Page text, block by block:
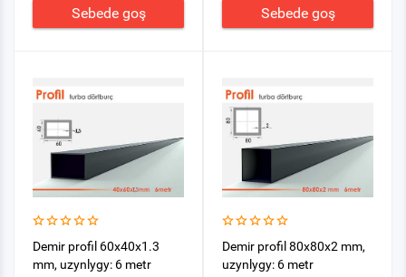
Sebede goş
Sebede goş
Demir profil 60x40x1.3
mm, uzynlygy: 6 metr
Demir profil 80x80x2 mm,
uzynlygy: 6 metr